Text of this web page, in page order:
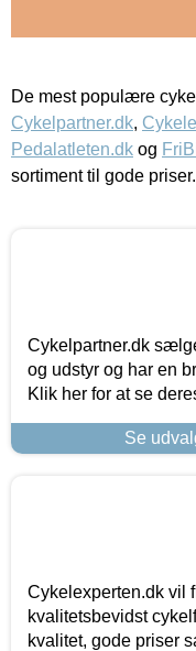
De mest populære
Cykelpartner.dk,
Pedalatleten.dk og
sortiment til gode priser.
Cykelpartner.dk
og udstyr og har en
Klik her for at se
Se
Cykelexperten.dk vil
kvalitetsbevidst
kvalitet, gode priser